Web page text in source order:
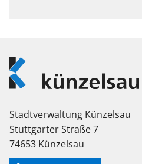
Logo
Künzelsau
Stadtverwaltung Künzelsau
Stuttgarter Straße 7
74653 Künzelsau